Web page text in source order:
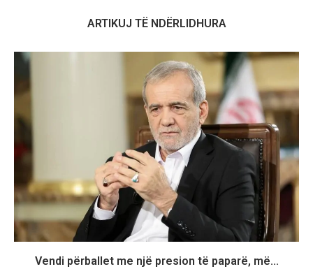
ARTIKUJ TË NDËRLIDHURA
Vendi përballet me një presion të paparë, më...